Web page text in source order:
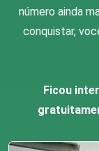
número ainda
conquistar,
Ficou